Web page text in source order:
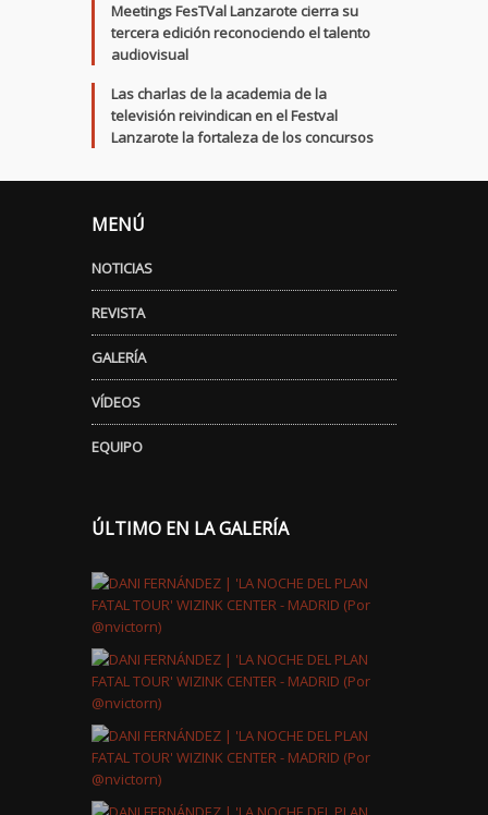
Meetings FesTVal Lanzarote cierra su
tercera edición reconociendo el talento
audiovisual
Las charlas de la academia de la
televisión reivindican en el Festval
Lanzarote la fortaleza de los concursos
MENÚ
NOTICIAS
REVISTA
GALERÍA
VÍDEOS
EQUIPO
ÚLTIMO EN LA GALERÍA